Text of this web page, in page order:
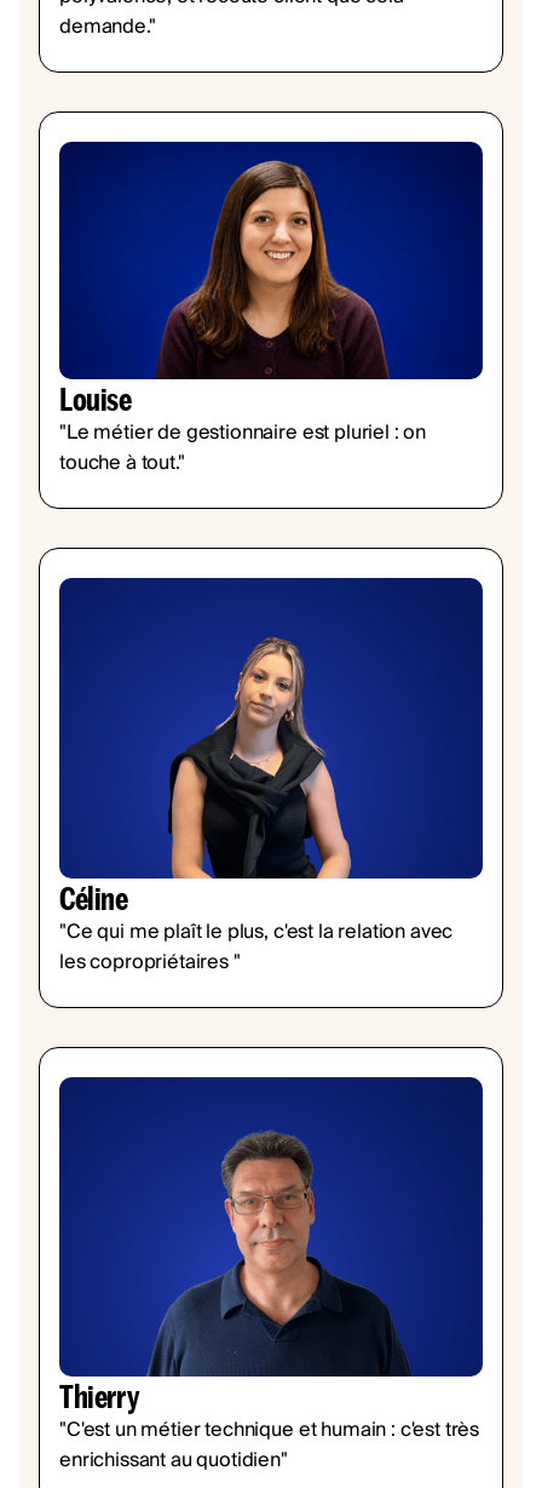
demande."
Louise
"Le métier de gestionnaire est pluriel : on
touche à tout."
Céline
"Ce qui me plaît le plus, c'est la relation avec
les copropriétaires "
Thierry
"C'est un métier technique et humain : c'est très
enrichissant au quotidien"